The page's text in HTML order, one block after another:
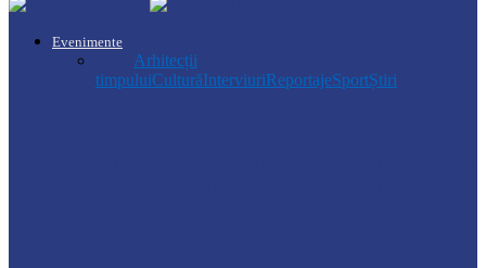
Evenimente
Arhitecții
timpuluiCulturăInterviuriReportajeSportȘtiri